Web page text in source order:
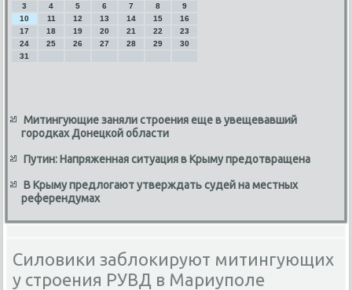
3
4 5 6 7 8
9
10
11 12 13 14 15
16
17
18 19 20 21 22
23
24
25 26 27 28 29
30
31
Митингующие заняли строения еще в увещевавший
городках Донецкой области
Путин: Напряженная ситуация в Крыму предотвращена
В Крыму предлогают утверждать судей на местных
референдумах
Силовики заблокируют митингующих
у строения РУВД в Мариуполе